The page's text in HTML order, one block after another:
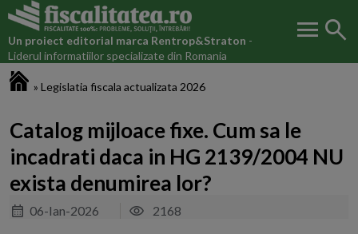
Un proiect editorial marca Rentrop&Straton -
Liderul informatiilor specializate din Romania
menu search
» Legislatia fiscala actualizata 2026
Catalog mijloace fixe. Cum sa le
incadrati daca in HG 2139/2004 NU
exista denumirea lor?
06-Ian-2026 2168